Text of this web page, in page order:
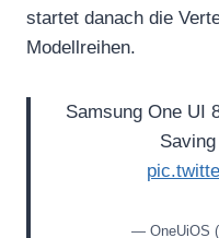
startet danach die
Modellreihen.
Samsung One UI
— OneUiOS